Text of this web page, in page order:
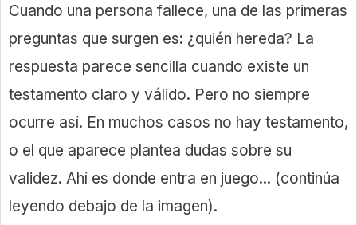
Cuando una persona fallece, una de las primeras
preguntas que surgen es: ¿quién hereda? La
respuesta parece sencilla cuando existe un
testamento claro y válido. Pero no siempre
ocurre así. En muchos casos no hay testamento,
o el que aparece plantea dudas sobre su
validez. Ahí es donde entra en juego... (continúa
leyendo debajo de la imagen).